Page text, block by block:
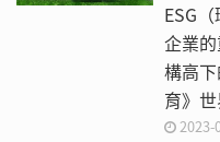
傳輸
為分
驗。
ESG
企業
構高
育》
項聯合
2023-